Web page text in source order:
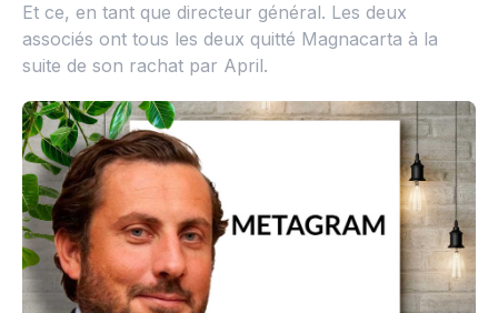
Et ce, en tant que directeur général. Les deux
associés ont tous les deux quitté Magnacarta à la
suite de son rachat par April.